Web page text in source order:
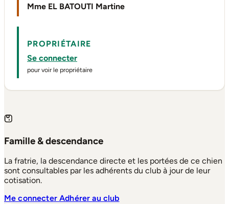
Mme EL BATOUTI Martine
PROPRIÉTAIRE
Se connecter
pour voir le propriétaire
Famille & descendance
La fratrie, la descendance directe et les portées de ce chien
sont consultables par les adhérents du club à jour de leur
cotisation.
Me connecterAdhérer au club